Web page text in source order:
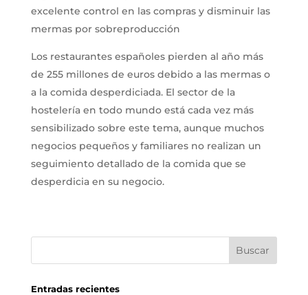
excelente control en las compras y disminuir las
mermas por sobreproducción
Los restaurantes españoles pierden al año más
de 255 millones de euros debido a las mermas o
a la comida desperdiciada. El sector de la
hostelería en todo mundo está cada vez más
sensibilizado sobre este tema, aunque muchos
negocios pequeños y familiares no realizan un
seguimiento detallado de la comida que se
desperdicia en su negocio.
Entradas recientes